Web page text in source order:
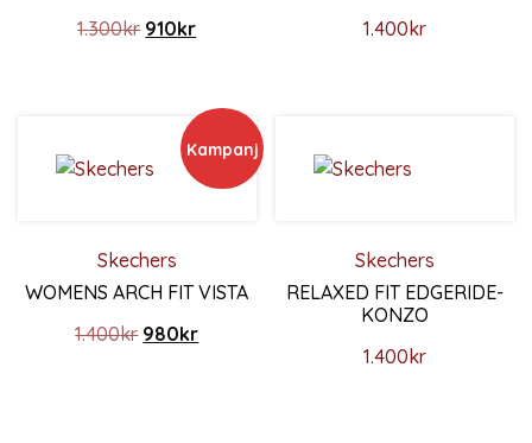
1.300kr Det ursprungliga priset var: 1.300kr.
910krDet nuvarande priset är: 910kr.
1.400kr
Kampanj
Skechers
WOMENS ARCH FIT VISTA
1.400kr Det ursprungliga priset var: 1.400kr.
980krDet nuvarande priset är: 980kr.
Den här produkten har flera varianter. De olika
Skechers
RELAXED FIT EDGERIDE-
KONZO
1.400kr